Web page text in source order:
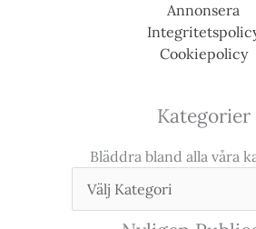
Annonsera
Cookiepolicy
Kategorier
Bläddra bland alla våra